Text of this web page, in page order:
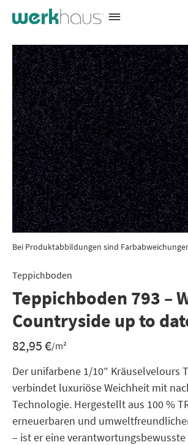
Bei Produktabbildungen sind
Teppichboden
Teppichboden 793 –
Countryside up to
82,95€/m²
Der unifarbene 1/10″ Kräuselvelours
verbindet luxuriöse Weichheit mit
Technologie. Hergestellt aus 100 %
erneuerbaren und
– ist er eine